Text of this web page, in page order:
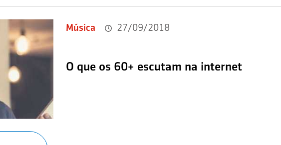
Música 27/09/2018
O que os 60+ escutam na internet